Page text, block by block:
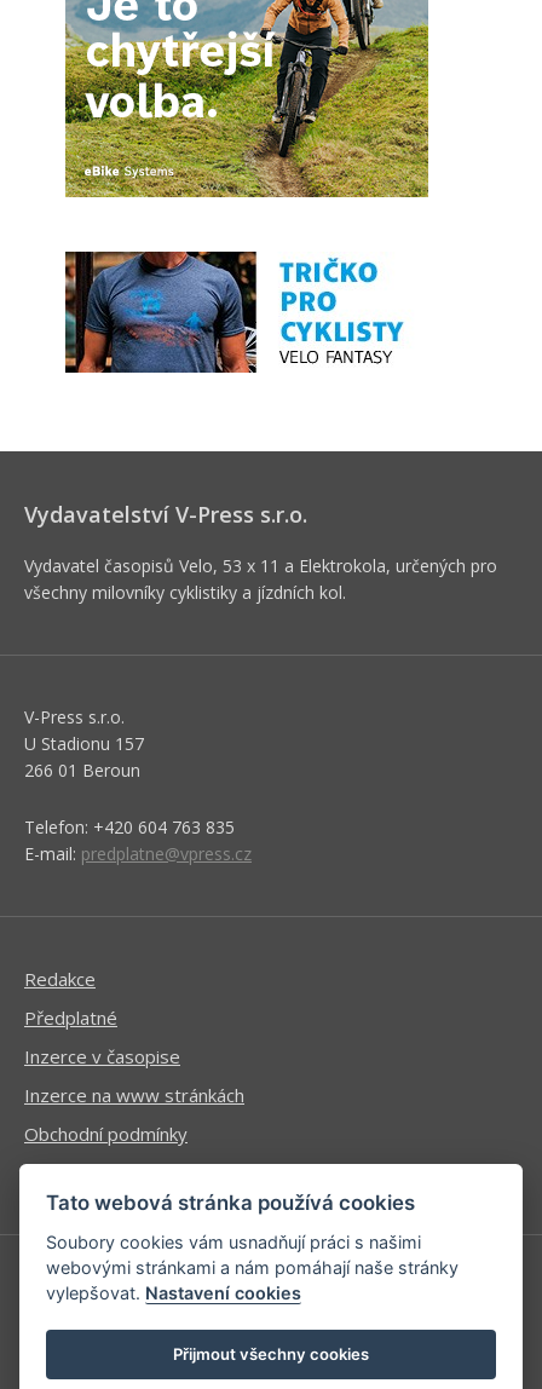
Vydavatelství V-Press s.r.o.
Vydavatel časopisů Velo, 53 x 11 a Elektrokola, určených pro
všechny milovníky cyklistiky a jízdních kol.
V-Press s.r.o.
U Stadionu 157
266 01 Beroun
Telefon: +420 604 763 835
E-mail: predplatne@vpress.cz
Redakce
Předplatné
Inzerce v časopise
Inzerce na www stránkách
Obchodní podmínky
Ochrana osobních údajů
Příhlášení | Registrace
Kontaktní informace
Mapa stránek
Tato webová stránka používá cookies
Soubory cookies vám usnadňují práci s našimi
webovými stránkami a nám pomáhají naše stránky
vylepšovat. Nastavení cookies
Přijmout všechny cookies